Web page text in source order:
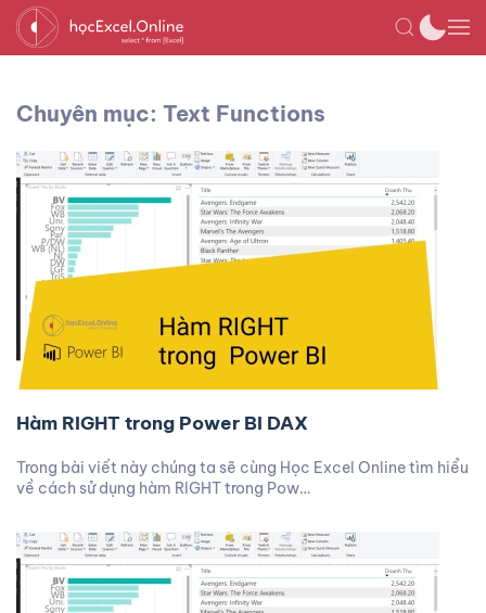
Chuyên mục: Text Functions
Hàm RIGHT trong Power BI DAX
Trong bài viết này chúng ta sẽ cùng Học Excel Online tìm hiểu
về cách sử dụng hàm RIGHT trong Pow…